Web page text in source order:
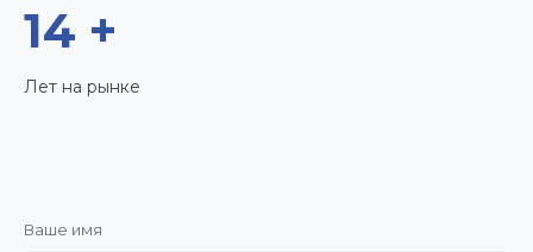
14 +
Лет на рынке
Ваше имя